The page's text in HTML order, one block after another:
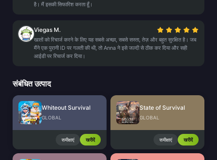
है। मैं इसकी सिफारिश करता हूँ।
Viegas M.
खातों को रिचार्ज करने के लिए यह सबसे अच्छा, सबसे सस्ता, तेज़ और बहुत सुरक्षित है। जब
मैंने एक पुरानी ID पर गलती की थी, तो Anna ने इसे जल्दी से ठीक कर दिया और सही
आईडी पर रिचार्ज कर दिया।
संबंधित उत्पाद
Whiteout Survival
GLOBAL
समीक्षाएं खरीदें
State of Survival
GLOBAL
समीक्षाएं खरीदें